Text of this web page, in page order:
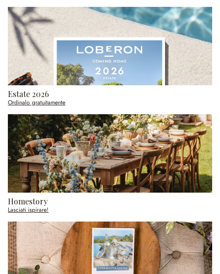
Estate 2026
Ordinalo gratuitamente
Homestory
Lasciati ispirare!